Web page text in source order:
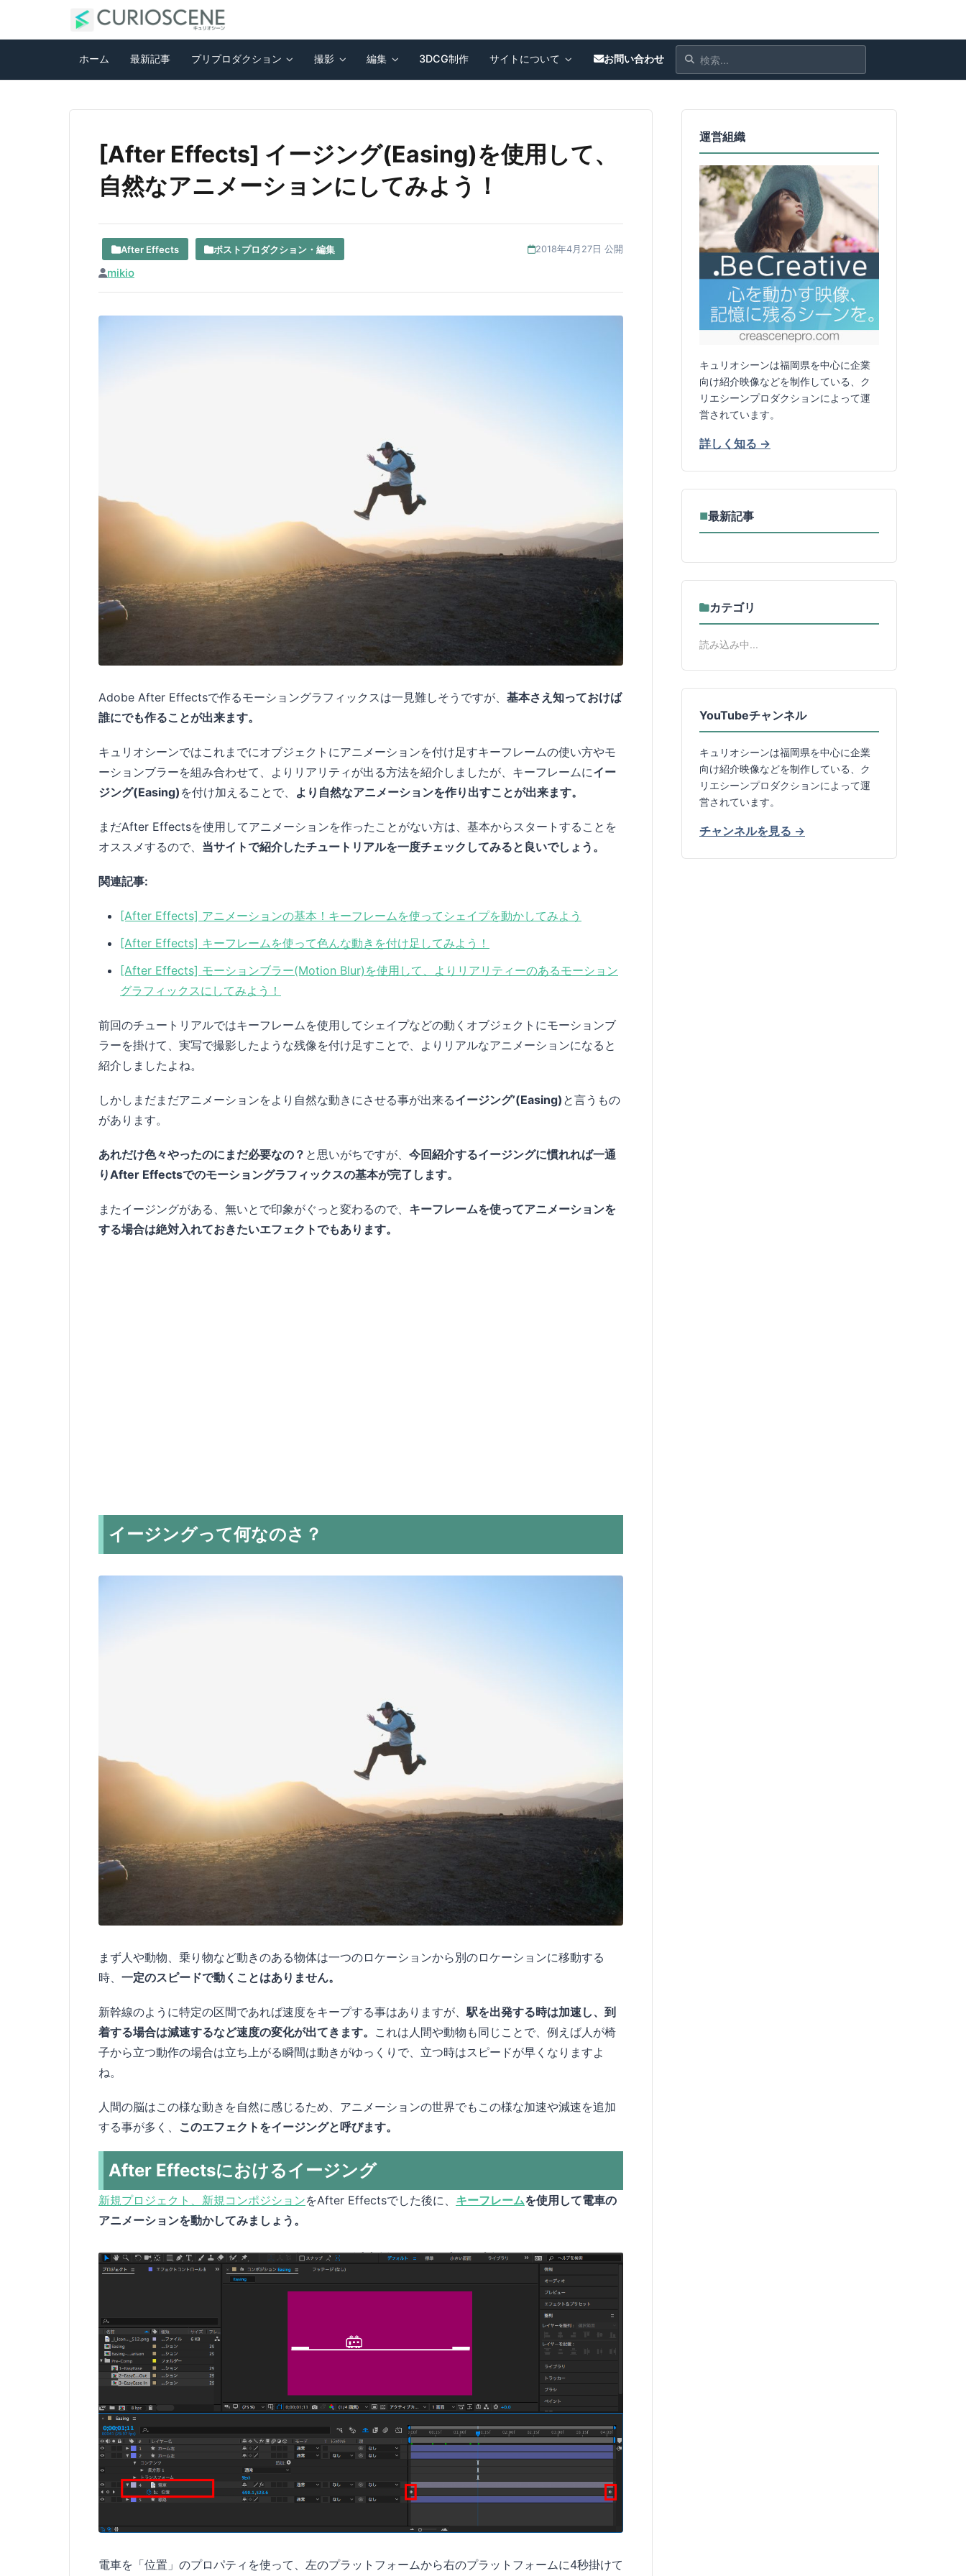
ホーム 最新記事 プリプロダクション 撮影 編集 3DCG制作 サイトについて お問い合わせ
[After Effects] イージング(Easing)を使用して、
自然なアニメーションにしてみよう！
After Effects ポストプロダクション・編集 2018年4月27日 公開
mikio
Adobe After Effectsで作るモーショングラフィックスは一見難しそうですが、 基本さえ知っておけば
誰にでも作ることが出来ます。
キュリオシーンではこれまでにオブジェクトにアニメーションを付け足すキーフレームの使い方やモ
ーションブラーを組み合わせて、よりリアリティが出る方法を紹介しましたが、キーフレームにイー
ジング(Easing) を付け加えることで、 より自然なアニメーションを作り出すことが出来ます。
まだAfter Effectsを使用してアニメーションを作ったことがない方は、基本からスタートすることを
オススメするので、 当サイトで紹介したチュートリアルを一度チェックしてみると良いでしょう。
関連記事:
[After Effects] アニメーションの基本！キーフレームを使ってシェイプを動かしてみよう
[After Effects] キーフレームを使って色んな動きを付け足してみよう！
[After Effects] モーションブラー(Motion Blur)を使用して、よりリアリティーのあるモーション
グラフィックスにしてみよう！
前回のチュートリアルではキーフレームを使用してシェイプなどの動くオブジェクトにモーションブ
ラーを掛けて、実写で撮影したような残像を付け足すことで、よりリアルなアニメーションになると
紹介しましたよね。
しかしまだまだアニメーションをより自然な動きにさせる事が出来るイージング’(Easing) と言うもの
があります。
あれだけ色々やったのにまだ必要なの？ と思いがちですが、 今回紹介するイージングに慣れれば一通
りAfter Effectsでのモーショングラフィックスの基本が完了します。
またイージングがある、無いとで印象がぐっと変わるので、 キーフレームを使ってアニメーションを
する場合は絶対入れておきたいエフェクトでもあります。
イージングって何なのさ？
まず人や動物、乗り物など動きのある物体は一つのロケーションから別のロケーションに移動する
時、 一定のスピードで動くことはありません。
新幹線のように特定の区間であれば速度をキープする事はありますが、 駅を出発する時は加速し、到
着する場合は減速するなど速度の変化が出てきます。 これは人間や動物も同じことで、例えば人が椅
子から立つ動作の場合は立ち上がる瞬間は動きがゆっくりで、立つ時はスピードが早くなりますよ
ね。
人間の脳はこの様な動きを自然に感じるため、アニメーションの世界でもこの様な加速や減速を追加
する事が多く、 このエフェクトをイージングと呼びます。
After Effectsにおけるイージング
新規プロジェクト、新規コンポジションをAfter Effectsでした後に、 キーフレームを使用して電車の
アニメーションを動かしてみましょう。
電車を「位置」のプロパティを使って、左のプラットフォームから右のプラットフォームに4秒掛けて
運営組織
キュリオシーンは福岡県を中心に企業
向け紹介映像などを制作している、ク
リエシーンプロダクションによって運
営されています。
詳しく知る →
■最新記事
カテゴリ
読み込み中...
YouTubeチャンネル
キュリオシーンは福岡県を中心に企業
向け紹介映像などを制作している、ク
リエシーンプロダクションによって運
営されています。
チャンネルを見る →